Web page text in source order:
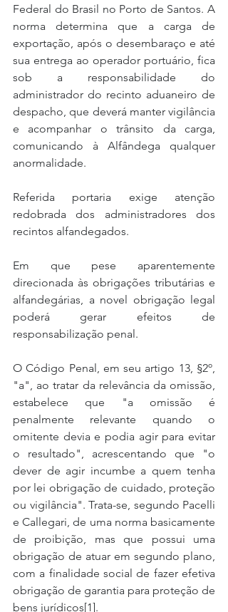
Federal do Brasil no Porto de Santos. A
norma determina que a carga de
exportação, após o desembaraço e até
sua entrega ao operador portuário, fica
sob a responsabilidade do
administrador do recinto aduaneiro de
despacho, que deverá manter vigilância
e acompanhar o trânsito da carga,
comunicando à Alfândega qualquer
anormalidade.
Referida portaria exige atenção
redobrada dos administradores dos
recintos alfandegados.
Em que pese aparentemente
direcionada às obrigações tributárias e
alfandegárias, a novel obrigação legal
poderá gerar efeitos de
responsabilização penal.
O Código Penal, em seu artigo 13, §2º,
"a", ao tratar da relevância da omissão,
estabelece que "a omissão é
penalmente relevante quando o
omitente devia e podia agir para evitar
o resultado", acrescentando que "o
dever de agir incumbe a quem tenha
por lei obrigação de cuidado, proteção
ou vigilância". Trata-se, segundo Pacelli
e Callegari, de uma norma basicamente
de proibição, mas que possui uma
obrigação de atuar em segundo plano,
com a finalidade social de fazer efetiva
obrigação de garantia para proteção de
bens jurídicos[1].